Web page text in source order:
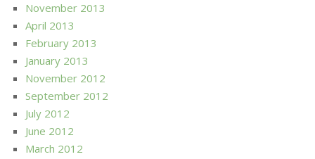
November 2013
April 2013
February 2013
January 2013
November 2012
September 2012
July 2012
June 2012
March 2012